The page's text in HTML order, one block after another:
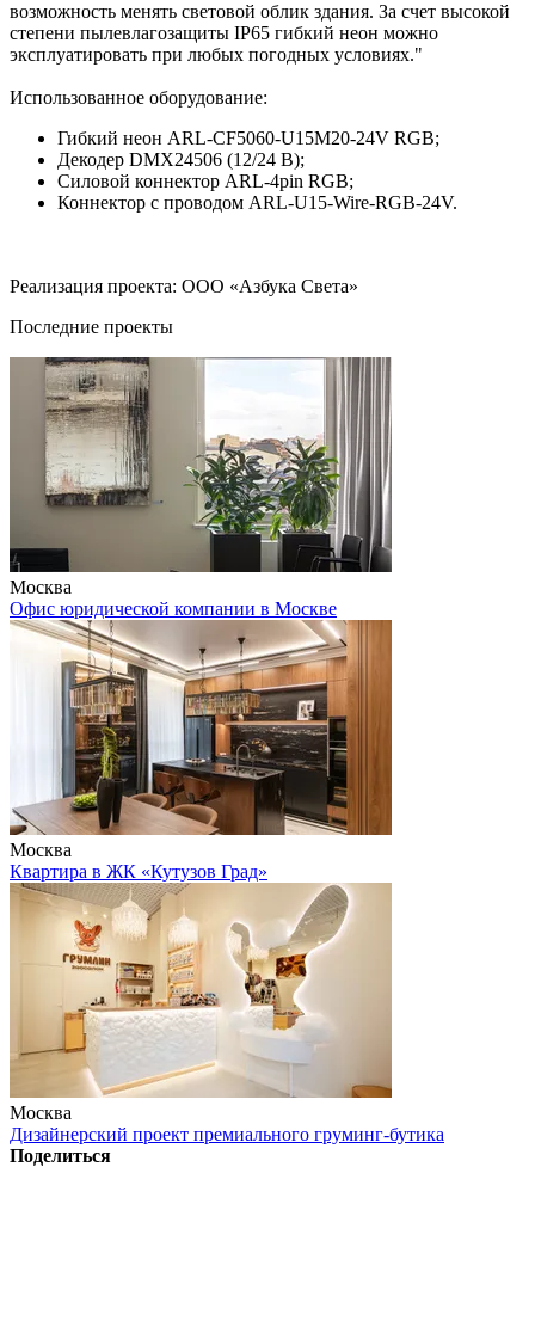
возможность менять световой облик здания. За счет высокой
степени пылевлагозащиты IP65 гибкий неон можно
эксплуатировать при любых погодных условиях."
Использованное оборудование:
Гибкий неон ARL-CF5060-U15M20-24V RGB;
Декодер DMX24506 (12/24 В);
Силовой коннектор ARL-4pin RGB;
Коннектор с проводом ARL-U15-Wire-RGB-24V.
Реализация проекта: ООО «Азбука Света»
Последние проекты
Москва
Офис юридической компании в Москве
Москва
Квартира в ЖК «Кутузов Град»
Москва
Дизайнерский проект премиального груминг-бутика
Поделиться